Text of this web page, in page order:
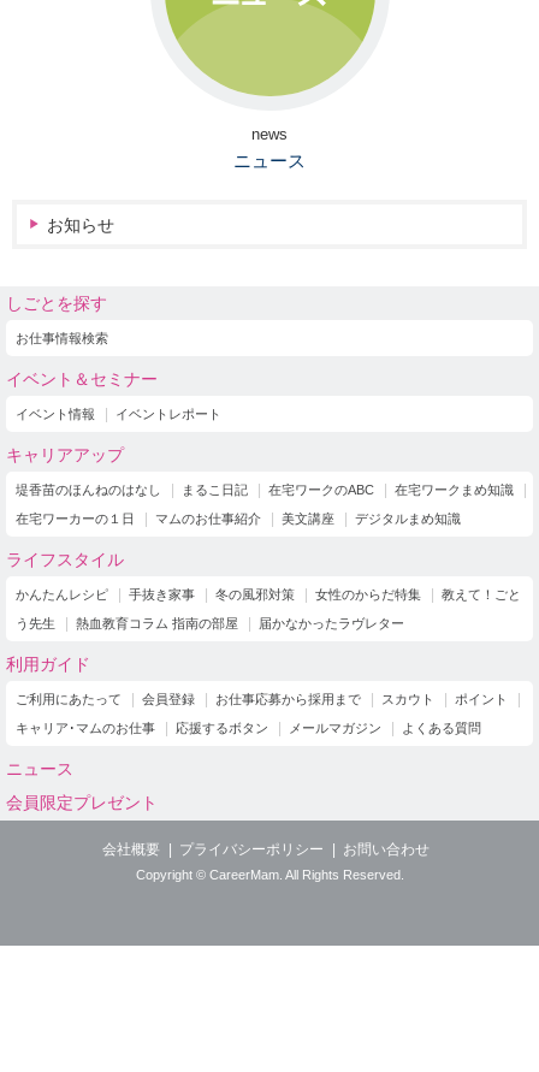
news
ニュース
お知らせ
しごとを探す
お仕事情報検索
イベント＆セミナー
イベント情報 イベントレポート
キャリアアップ
堤香苗のほんねのはなし まるこ日記 在宅ワークのABC
在宅ワークまめ知識
在宅ワーカーの１日
マムのお仕事紹介 美文講座 デジタルまめ知識
ライフスタイル
かんたんレシピ 手抜き家事 冬の風邪対策 女性のからだ特集
教えて！ごと
う先生
熱血教育コラム 指南の部屋 届かなかったラヴレター
利用ガイド
ご利用にあたって 会員登録 お仕事応募から採用まで スカウト
ポイント
キャリア･マムのお仕事
応援するボタン メールマガジン よくある質問
ニュース
会員限定プレゼント
会社概要 プライバシーポリシー お問い合わせ
Copyright © CareerMam. All Rights Reserved.